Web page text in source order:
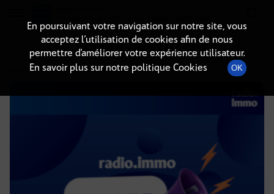
DÉTAILS DE L'ÉPISODE
5 février 2026à 9h00 , durée : 13 minutes
En poursuivant votre navigation sur notre site, vous
acceptez l’utilisation de cookies afin de nous
permettre d’améliorer votre expérience utilisateur.
En savoir plus sur notre politique Cookies
OK